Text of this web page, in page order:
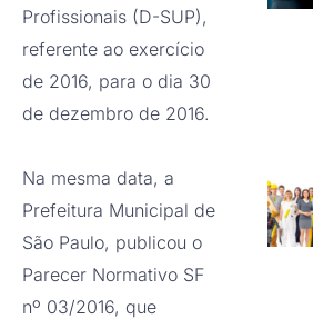
Profissionais (D-SUP),
referente ao exercício
de 2016, para o dia 30
de dezembro de 2016.
Na mesma data, a
Prefeitura Municipal de
São Paulo, publicou o
Parecer Normativo SF
nº 03/2016, que